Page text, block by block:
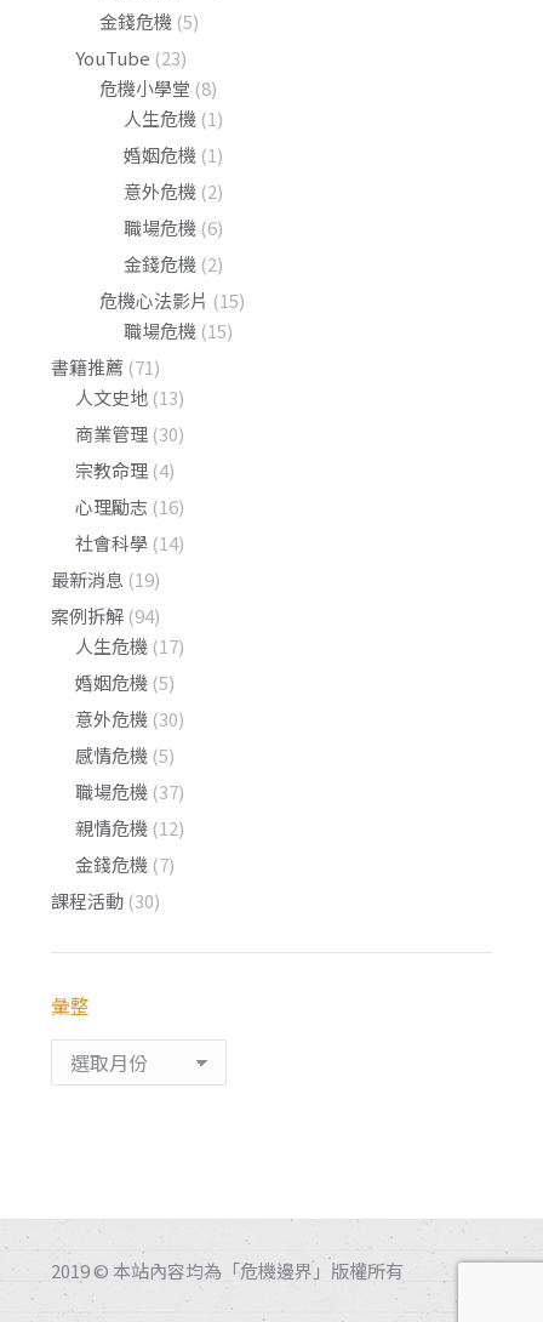
金錢危機 (5)
YouTube (23)
危機小學堂 (8)
人生危機 (1)
婚姻危機 (1)
意外危機 (2)
職場危機 (6)
金錢危機 (2)
危機心法影片 (15)
職場危機 (15)
書籍推薦 (71)
人文史地 (13)
商業管理 (30)
宗教命理 (4)
心理勵志 (16)
社會科學 (14)
最新消息 (19)
案例拆解 (94)
人生危機 (17)
婚姻危機 (5)
意外危機 (30)
感情危機 (5)
職場危機 (37)
親情危機 (12)
金錢危機 (7)
課程活動 (30)
彙整
整
2019 © 本站內容均為「危機邊界」版權所有